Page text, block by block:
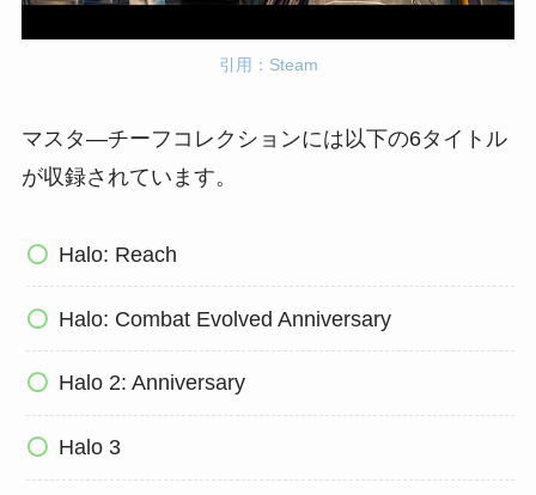
引用：Steam
マスタ―チーフコレクションには以下の6タイトル
が収録されています。
Halo: Reach
Halo: Combat Evolved Anniversary
Halo 2: Anniversary
Halo 3